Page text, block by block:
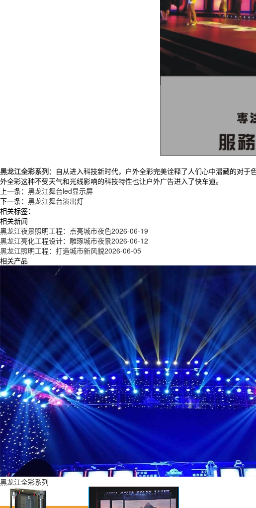
黑龙江全彩系列：自从进入科技新时代，户外全彩完美诠释了人们心中潜藏的对
外全彩这种不受天气和光线影响的科技特性也让户外广告进入了快车道。
上一条： 黑龙江舞台led显示屏
下一条： 黑龙江舞台演出灯
相关标签：
相关新闻
黑龙江夜景照明工程：点亮城市夜色2026-06-19
黑龙江亮化工程设计：雕琢城市夜景2026-06-12
黑龙江照明工程：打造城市新风貌2026-06-05
相关产品
黑龙江全彩系列